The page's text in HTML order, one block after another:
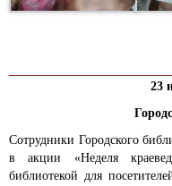
23
Сотрудники Городского
в акции «Неделя
библиотекой для